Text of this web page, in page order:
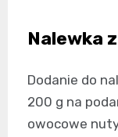
Nalewka
Dodanie do
200 g na
owocowe